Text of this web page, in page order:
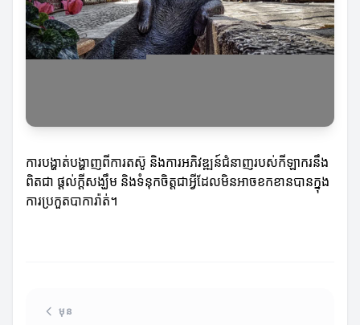
ការបង្ហាត់បង្ហាញពីការតស៊ូ និងការអភិវឌ្ឍន៍ជំនាញរបស់កីឡាករនឹង
ពិតជា ផ្តល់ក្តីសង្ឃឹម និងទំនុកចិត្តជាអ្វីដែលមិនអាចខកខានបានក្នុង
ការប្រកួតបាការ៉ាត់។
មុន